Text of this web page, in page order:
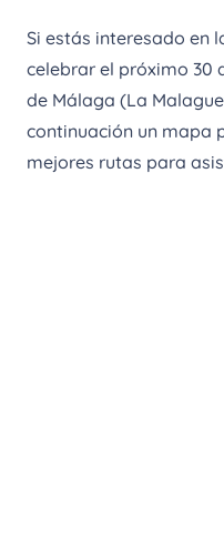
Si estás interesado en
celebrar el próximo 30
de Málaga (La
continuación un mapa
mejores rutas para